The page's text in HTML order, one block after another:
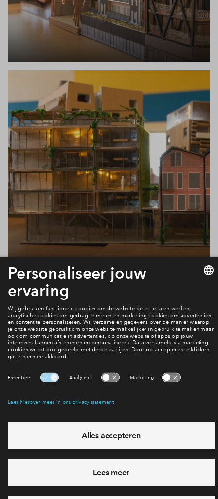
Veel gestelde vragen
Ik heb een vraag!
Heb je een vraag en wil je direct antwoord? Bel ons op
via chat en telefoon
Cookies
Over BPD